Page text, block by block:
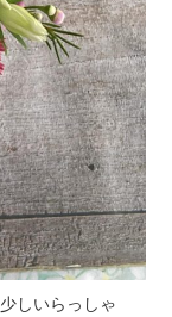
しいらっしゃ